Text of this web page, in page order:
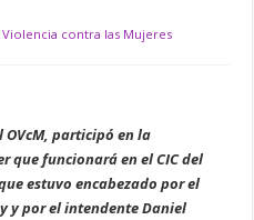
contra las Mujeres
participó en la
que funcionará en el CIC del
estuvo encabezado por el
y por el intendente Daniel